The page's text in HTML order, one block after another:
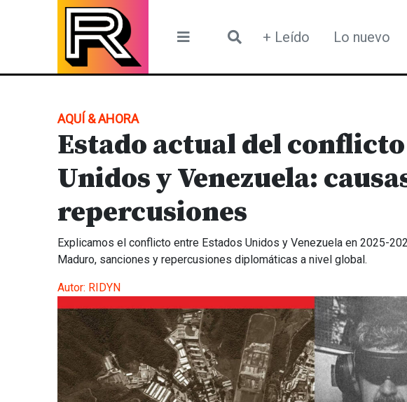
+ Leído Lo nuevo
AQUÍ & AHORA
Estado actual del
Unidos y Venezuela:
repercusiones
Explicamos el conflicto entre Estados Unidos y Venezuela en 2025-
Maduro, sanciones y repercusiones diplomáticas a nivel global.
Autor: RIDYN